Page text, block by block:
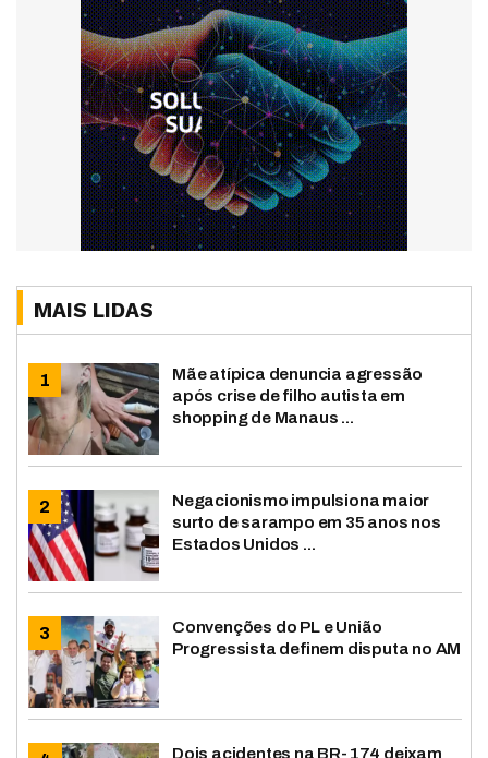
MAIS LIDAS
Mãe atípica denuncia agressão
após crise de filho autista em
shopping de Manaus ...
Negacionismo impulsiona maior
surto de sarampo em 35 anos nos
Estados Unidos ...
Convenções do PL e União
Progressista definem disputa no AM
Dois acidentes na BR-174 deixam